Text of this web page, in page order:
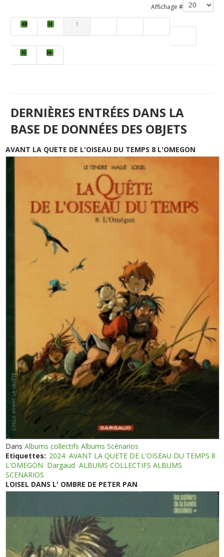
Affichage #
1
DERNIÈRES ENTRÉES DANS LA
BASE DE DONNÉES DES OBJETS
AVANT LA QUETE DE L'OISEAU DU TEMPS 8 L'OMEGON
DansAlbums collectifs Albums Scénarios
Etiquettes: 2024 AVANT LA QUETE DE L'OISEAU DU TEMPS 8
L'OMEGON Dargaud ALBUMS COLLECTIFS ALBUMS
SCENARIOS
LOISEL DANS L' OMBRE DE PETER PAN